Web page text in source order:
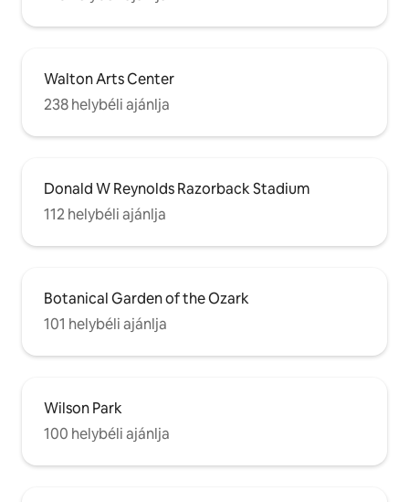
Walton Arts Center
238 helybéli ajánlja
Donald W Reynolds Razorback Stadium
112 helybéli ajánlja
Botanical Garden of the Ozark
101 helybéli ajánlja
Wilson Park
100 helybéli ajánlja